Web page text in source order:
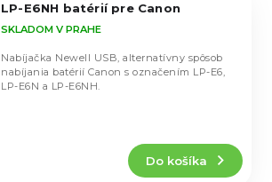
LP-E6NH batérií pre Canon
SKLADOM V PRAHE
Do košíka
Nabíjačka Newell USB, alternatívny spôsob
nabíjania batérií Canon s označením LP-E6,
LP-E6N a LP-E6NH.